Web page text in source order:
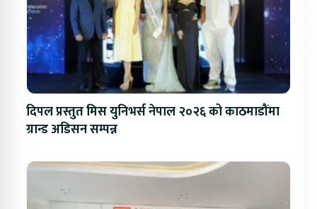
दिपल प्रस्तुत मिस युनिभर्स नेपाल २०२६ को काठमाडौंमा
ग्रान्ड अडिसन सम्पन्न